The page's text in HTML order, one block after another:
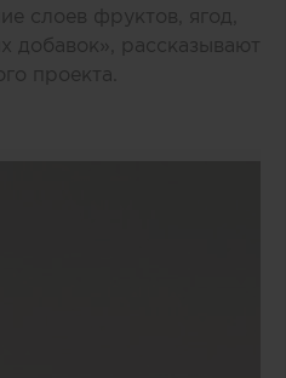
слоев фруктов, ягод,
добавок», рассказывают
проекта.